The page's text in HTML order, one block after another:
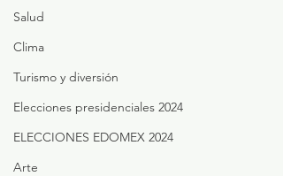
Salud
Clima
Turismo y diversión
Elecciones presidenciales 2024
ELECCIONES EDOMEX 2024
Arte